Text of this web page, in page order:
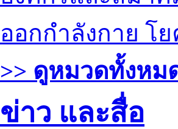
ออกกำลังกาย โย
>> ดูหมวดทั้งหม
ข่าว และสื่อ